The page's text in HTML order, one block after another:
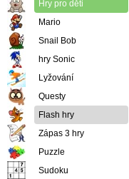
Hry pro děti
Mario
Snail Bob
hry Sonic
Lyžování
Questy
Flash hry
Zápas 3 hry
Puzzle
Sudoku